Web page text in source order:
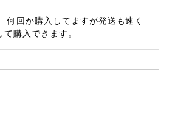
何回か購入してますが発送も速く
購入できます。